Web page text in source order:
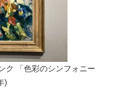
ク 「色彩のシンフォニー
)